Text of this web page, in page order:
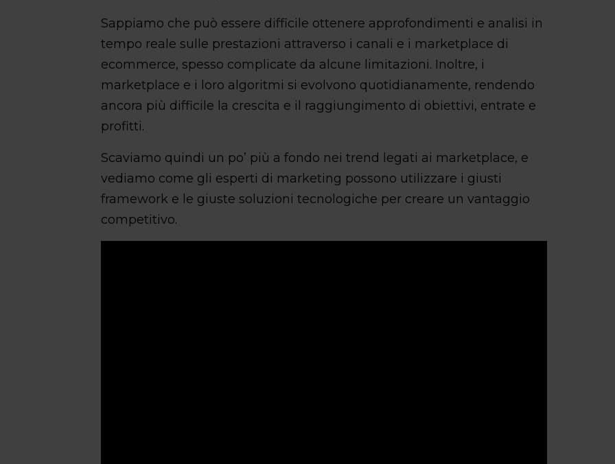
Sappiamo che può essere difficile ottenere approfondimenti e analisi in
tempo reale sulle prestazioni attraverso i canali e i marketplace di
ecommerce, spesso complicate da alcune limitazioni. Inoltre, i
marketplace e i loro algoritmi si evolvono quotidianamente, rendendo
ancora più difficile la crescita e il raggiungimento di obiettivi, entrate e
profitti.
Scaviamo quindi un po’ più a fondo nei trend legati ai marketplace, e
vediamo come gli esperti di marketing possono utilizzare i giusti
framework e le giuste soluzioni tecnologiche per creare un vantaggio
competitivo.